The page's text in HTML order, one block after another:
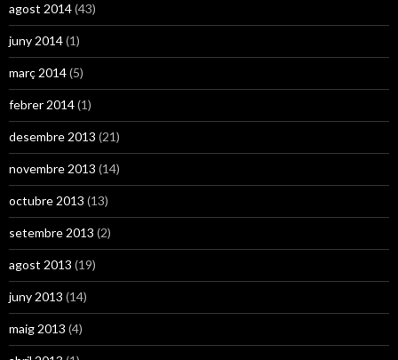
agost 2014(43)
juny 2014(1)
març 2014(5)
febrer 2014(1)
desembre 2013 (21)
novembre 2013 (14)
octubre 2013 (13)
setembre 2013 (2)
agost 2013 (19)
juny 2013 (14)
maig 2013 (4)